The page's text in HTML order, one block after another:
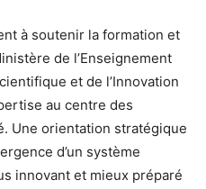
à soutenir la formation et
de l’Enseignement
et de l’Innovation
au centre des
Une orientation stratégique
d’un système
innovant et mieux préparé